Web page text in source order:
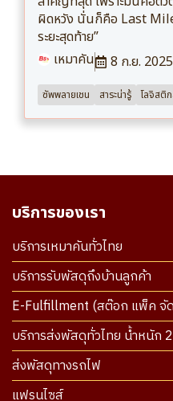
ผิดหวัง นั่นก็คือ Last
ระยะสุดท้าย”
เหมาคัน
8 ก.ย. 2025
ซัพพลายเชน สาระน่ารู้ โลจิสติ
บริการของเรา
บริการเหมาคันทั่วไทย
บริการรับพัสดุถึงบ้านลูกค้า
E-Fulfillment (สต๊อก แพ็ค จั
บริการส่งพัสดุทั่วไทย น้ำหนัก
ส่งพัสดุทางรถไฟ
แฟรนไซส์